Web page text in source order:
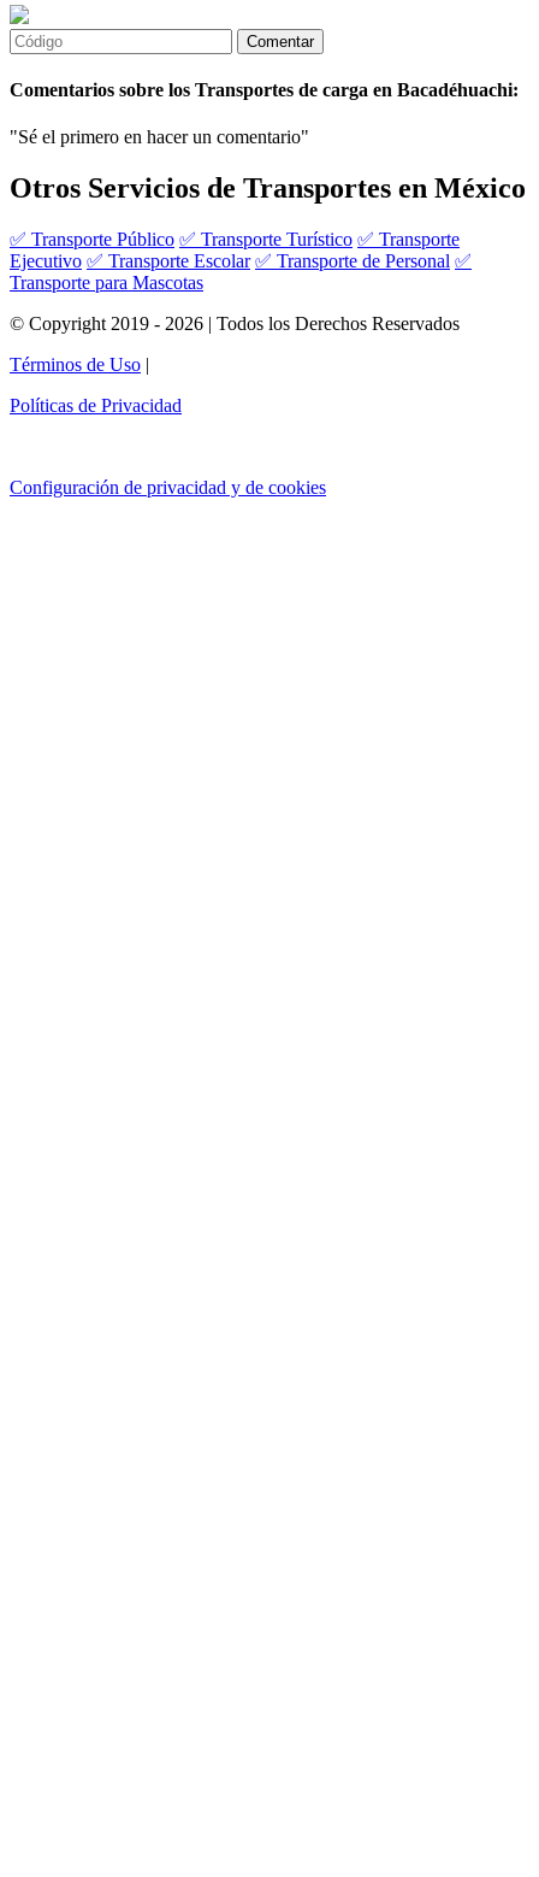
Comentarios sobre los Transportes de carga en Bacadéhuachi:
"Sé el primero en hacer un comentario"
Otros Servicios de Transportes en México
✅ Transporte Público ✅ Transporte Turístico ✅ Transporte
Ejecutivo ✅ Transporte Escolar ✅ Transporte de Personal ✅
Transporte para Mascotas
© Copyright 2019 - 2026 | Todos los Derechos Reservados
Términos de Uso |
Políticas de Privacidad
Configuración de privacidad y de cookies